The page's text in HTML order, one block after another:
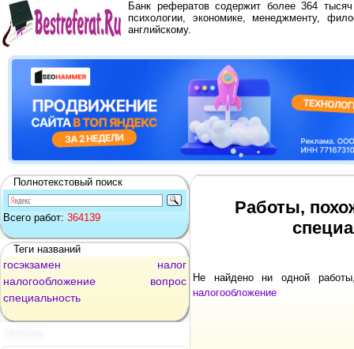
Банк рефератов содержит более 364
психологии, экономике, менеджменту,
английскому.
Полнотекстовый поиск
Всего работ: 364139
Теги названий
госэкзамен
налог
налогообложение
вопрос
специальность
Работы,
Не найдено ни одной
налогообложение